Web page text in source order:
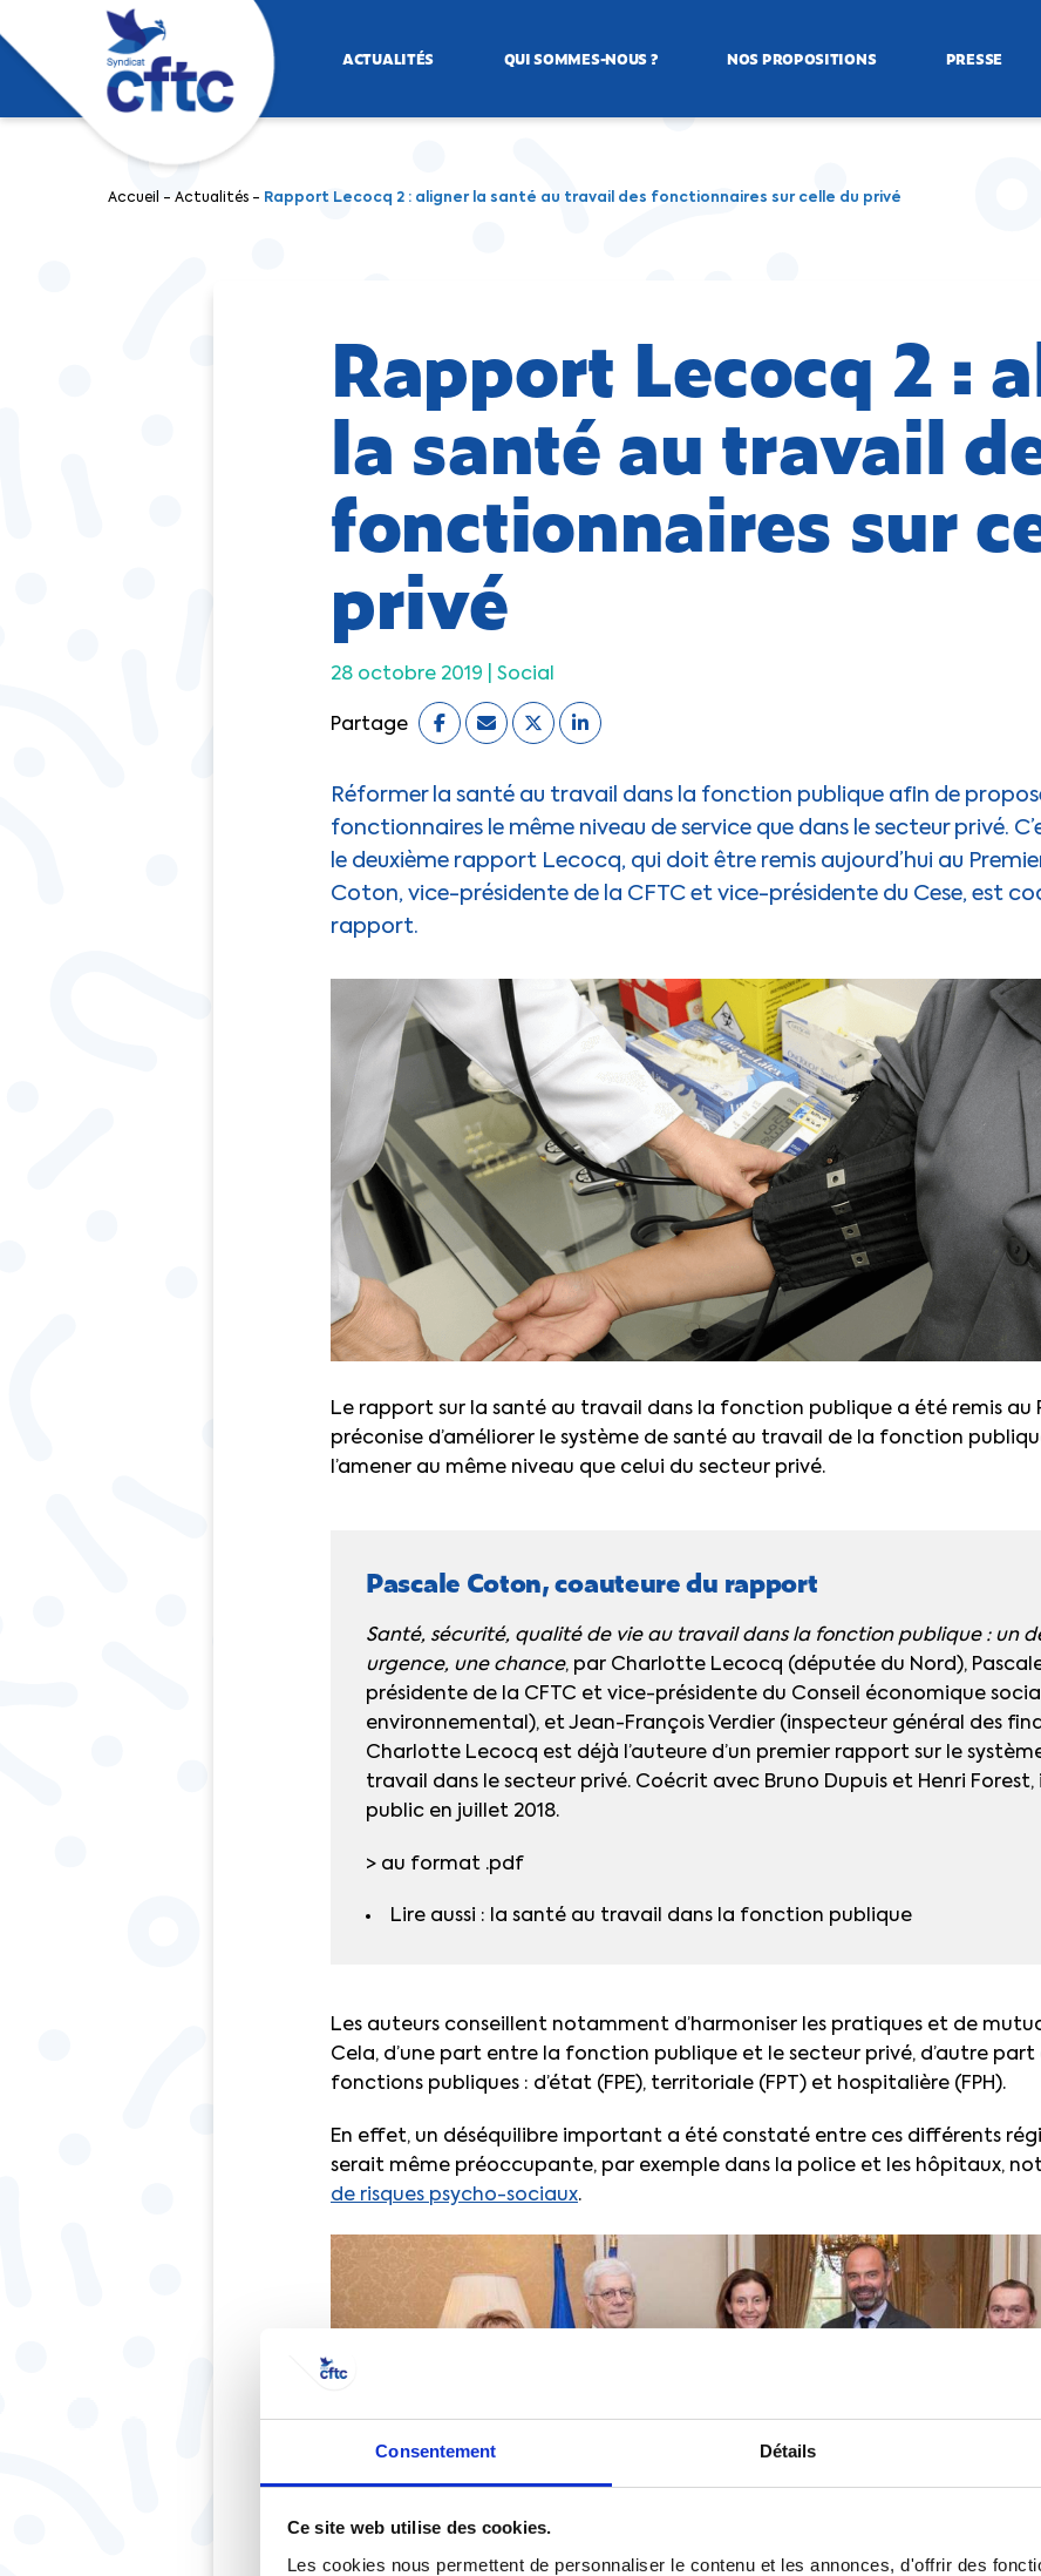
Consentement Détails
Ce site web utilise des cookies.
Les cookies nous permettent de personnaliser le contenu et les annonces, d'offrir des
ACTUALITÉS QUI SOMMES-NOUS ? NOS PROPOSITIONS PRESSE
Accueil - Actualités - Rapport Lecocq 2 : aligner la santé au travail des fonctionnaires sur celle du privé
Rapport Lecocq 2 :
la santé au travail
fonctionnaires sur
privé
28 octobre 2019 | Social
Partage
Réformer la santé au travail dans la fonction publique afin de
fonctionnaires le même niveau de service que dans le secteur privé.
le deuxième rapport Lecocq, qui doit être remis aujourd’hui au
Coton, vice-présidente de la CFTC et vice-présidente du Cese, est
rapport.
Le rapport sur la santé au travail dans la fonction publique a été remis au
préconise d’améliorer le système de santé au travail de la fonction
l’amener au même niveau que celui du secteur privé.
Pascale Coton, coauteure du rapport
Santé, sécurité, qualité de vie au travail dans la fonction publique : un
urgence, une chance, par Charlotte Lecocq (députée du Nord),
présidente de la CFTC et vice-présidente du Conseil économique
environnemental), et Jean-François Verdier (inspecteur général des
Charlotte Lecocq est déjà l’auteure d’un premier rapport sur le
travail
dans le secteur privé. Coécrit avec Bruno Dupuis et Henri
public en juillet 2018.
> au format .pdf
Lire aussi : la santé au travail dans la fonction publique
Les auteurs conseillent notamment d’harmoniser les pratiques et de
Cela, d’une part entre la fonction publique et le secteur privé, d’autre part
fonctions publiques : d’état (FPE), territoriale (FPT) et hospitalière (FPH).
En effet, un déséquilibre important a été constaté entre ces différents
serait même préoccupante, par exemple dans la police et les hôpitaux,
de risques psycho-sociaux.